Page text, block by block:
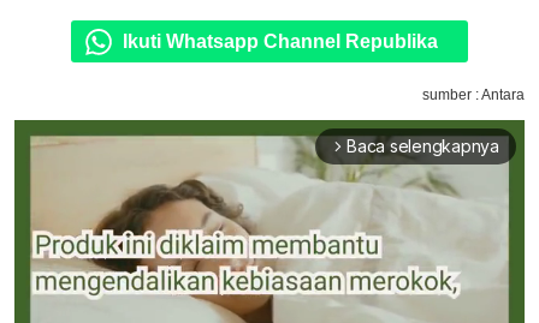
Ikuti Whatsapp Channel Republika
sumber : Antara
arrow_forward_ios Baca selengkapnya